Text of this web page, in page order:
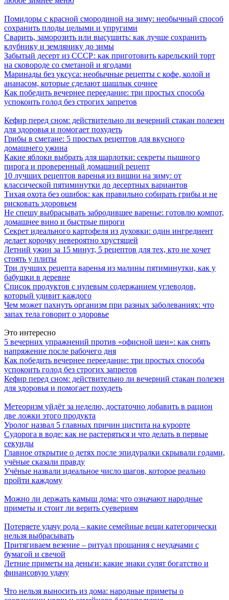
Помидоры с красной смородиной на зиму: необычный способ
сохранить плоды целыми и упругими
Сварить, заморозить или высушить: как лучше сохранить
клубнику и землянику до зимы
Забытый десерт из СССР: как приготовить карельский торт
на сковороде со сметаной и ягодами
Маринады без уксуса: необычные рецепты с кофе, колой и
ананасом, которые сделают шашлык сочнее
Как победить вечернее переедание: три простых способа
успокоить голод без строгих запретов
Кефир перед сном: действительно ли вечерний стакан полезен
для здоровья и помогает похудеть
Грибы в сметане: 5 простых рецептов для вкусного
домашнего ужина
Какие яблоки выбрать для шарлотки: секреты пышного
пирога и проверенный домашний рецепт
10 лучших рецептов варенья из вишни на зиму: от
классической пятиминутки до десертных вариантов
Тихая охота без ошибок: как правильно собирать грибы и не
рисковать здоровьем
Не спешу выбрасывать забродившее варенье: готовлю компот,
домашнее вино и быстрые пироги
Секрет идеального картофеля из духовки: один ингредиент
делает корочку невероятно хрустящей
Летний ужин за 15 минут, 5 рецептов для тех, кто не хочет
стоять у плиты
Три лучших рецепта варенья из малины пятиминутки, как у
бабушки в деревне
Список продуктов с нулевым содержанием углеводов,
который удивит каждого
Чем может пахнуть организм при разных заболеваниях: что
запах тела говорит о здоровье
Это интересно
5 вечерних упражнений против «офисной шеи»: как снять
напряжение после рабочего дня
Как победить вечернее переедание: три простых способа
успокоить голод без строгих запретов
Кефир перед сном: действительно ли вечерний стакан полезен
для здоровья и помогает похудеть
Метеоризм уйдёт за неделю, достаточно добавить в рацион
две ложки этого продукта
Уролог назвал 5 главных причин цистита на курорте
Судорога в воде: как не растеряться и что делать в первые
секунды
Главное открытие о детях после эпидуралки скрывали годами,
учёные сказали правду
Учёные назвали идеальное число шагов, которое реально
пройти каждому
Можно ли держать камыш дома: что означают народные
приметы и стоит ли верить суевериям
Потеряете удачу рода – какие семейные вещи категорически
нельзя выбрасывать
Притягиваем везение – ритуал прощания с неудачами с
бумагой и свечой
Летние приметы на деньги: какие знаки сулят богатство и
финансовую удачу
Что нельзя выносить из дома: народные приметы о